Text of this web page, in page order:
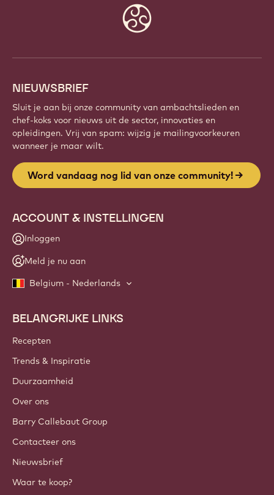
NIEUWSBRIEF
Sluit je aan bij onze community van ambachtslieden en
chef-koks voor nieuws uit de sector, innovaties en
opleidingen. Vrij van spam: wijzig je mailingvoorkeuren
wanneer je maar wilt.
Word vandaag nog lid van onze community!
ACCOUNT & INSTELLINGEN
Inloggen
Meld je nu aan
Belgium - Nederlands
Footer
Callebaut
BELANGRIJKE LINKS
Recepten
Trends & Inspiratie
Duurzaamheid
Over ons
Barry Callebaut Group
Contacteer ons
Nieuwsbrief
Waar te koop?